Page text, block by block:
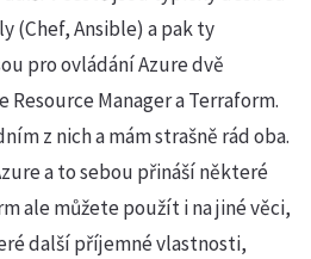
(Chef, Ansible) a pak ty
pro ovládání Azure dvě
Manager a Terraform.
z nich a mám strašně rád oba.
a to sebou přináší některé
ale můžete použít i na jiné věci,
další příjemné vlastnosti,